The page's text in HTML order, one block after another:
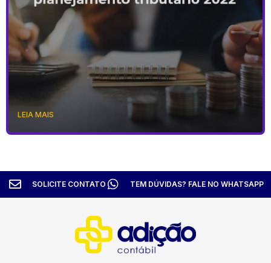
LEIA MAIS
SOLICITE CONTATO TEM DÚVIDAS? FALE NO WHATSAPP